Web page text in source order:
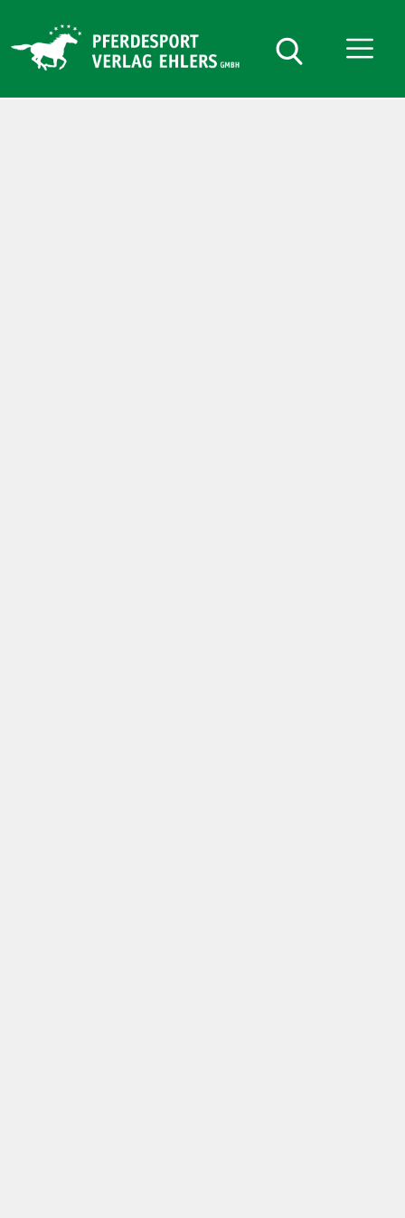
Pferdesport
Verlag
Ehlers